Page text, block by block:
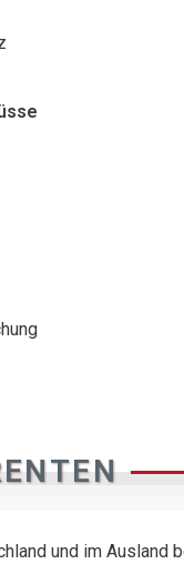
und im Ausland